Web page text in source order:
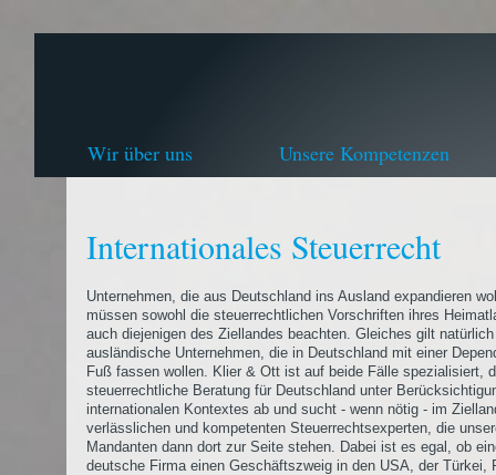
Wir über uns Unsere Kompetenzen
Internationales Steuerrecht
Unternehmen, die aus Deutschland ins Ausland expandieren
müssen sowohl die steuerrechtlichen Vorschriften ihres
auch diejenigen des Ziellandes beachten. Gleiches gilt
ausländische Unternehmen, die in Deutschland mit einer
Fuß fassen wollen. Klier & Ott ist auf beide Fälle spezialisiert,
steuerrechtliche Beratung für Deutschland unter
internationalen Kontextes ab und sucht - wenn nötig - im
verlässlichen und kompetenten Steuerrechtsexperten, die
Mandanten dann dort zur Seite stehen. Dabei ist es egal, ob
deutsche Firma einen Geschäftszweig in den USA, der Türkei,